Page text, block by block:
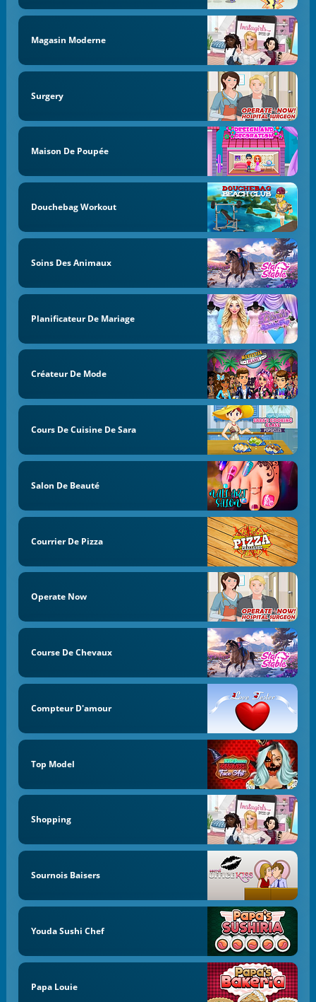
Magasin Moderne
Surgery
Maison De Poupée
Douchebag Workout
Soins Des Animaux
Planificateur De Mariage
Créateur De Mode
Cours De Cuisine De Sara
Salon De Beauté
Courrier De Pizza
Operate Now
Course De Chevaux
Compteur D'amour
Top Model
Shopping
Sournois Baisers
Youda Sushi Chef
Papa Louie